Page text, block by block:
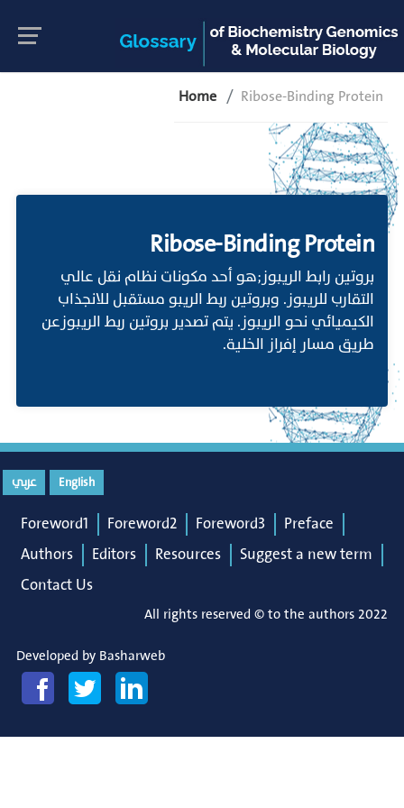
Home Ribose-Binding Protein
Ribose-Binding Protein
بروتين رابط الريبوز;هو أحد مكونات نظام نقل عالي
التقارب للريبوز. وبروتين ربط الريبو مستقبل للانجذاب
الكيميائي نحو الريبوز. يتم تصدير بروتين ربط الريبوزعن
طريق مسار إفراز الخلية.
English عربي
Foreword1 Foreword2 Foreword3
Preface
Authors
Editors Resources
Suggest a new term
Contact Us
All rights reserved © to the authors 2022
Developed by Basharweb